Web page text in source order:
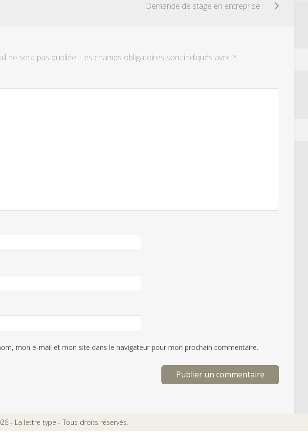
Demande de stage en entreprise
ne sera pas publiée. Les champs obligatoires sont indiqués avec *
mon e-mail et mon site dans le navigateur pour mon prochain commentaire.
- La lettre type - Tous droits réservés.